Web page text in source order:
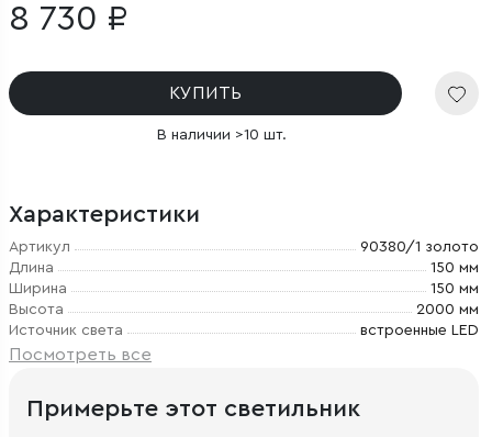
8 730 ₽
КУПИТЬ
В наличии >10 шт.
Характеристики
Артикул
90380/1 золото
Длина
150 мм
Ширина
150 мм
Высота
2000 мм
Источник света
встроенные LED
Посмотреть все
Примерьте этот светильник